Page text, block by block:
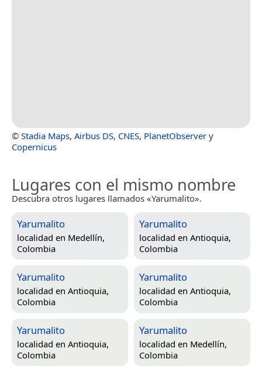
© Stadia Maps, Airbus DS, CNES, PlanetObserver y
Copernicus
Lugares con el mismo nombre
Descubra otros lugares llamados «Yarumalito».
Yarumalito
localidad en Medellín,
Colombia
Yarumalito
localidad en Antioquia,
Colombia
Yarumalito
localidad en Antioquia,
Colombia
Yarumalito
localidad en Antioquia,
Colombia
Yarumalito
localidad en Antioquia,
Colombia
Yarumalito
localidad en Medellín,
Colombia